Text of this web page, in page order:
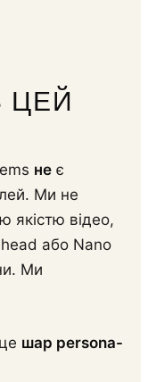
ЦЕЙ
не є
Ми не
якістю відео,
або Nano
Ми
шар persona-